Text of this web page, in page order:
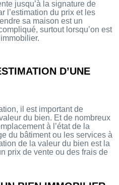
jusqu’à la signature de
l’estimation du prix et les
sa maison est un
surtout lorsqu’on est
D’UNE
il est important de
du bien. Et de nombreux
à l’état de la
du bâtiment ou les services à
de la valeur du bien est la
prix de vente ou des frais de